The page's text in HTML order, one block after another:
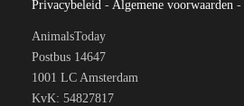
Privacybeleid - Algemene voorwaarden -
AnimalsToday
Postbus 14647
1001 LC Amsterdam
KvK: 54827817